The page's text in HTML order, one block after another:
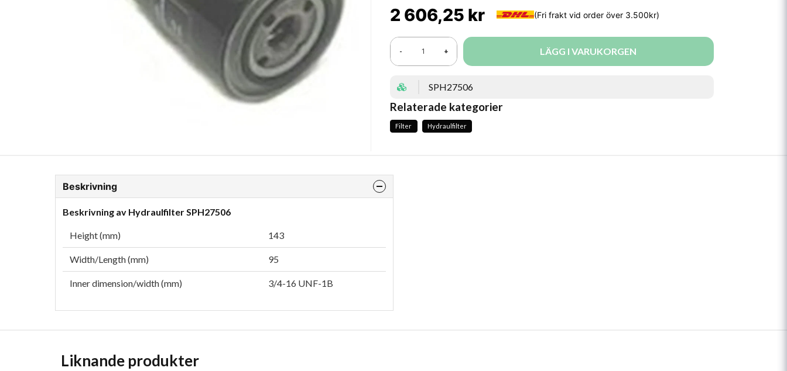
Fordonskem
Motorolja tunga fordon
2 606,25 kr
- + LÄGG I VARUKORGEN
SPH27506
Relaterade kategorier
Filter Hydraulfilter
Beskrivning
Beskrivning av Hydraulfilter SPH27506
Height (mm) 143
Width/Length (mm) 95
Inner dimension/width (mm) 3/4-16 UNF-1B
Liknande produkter